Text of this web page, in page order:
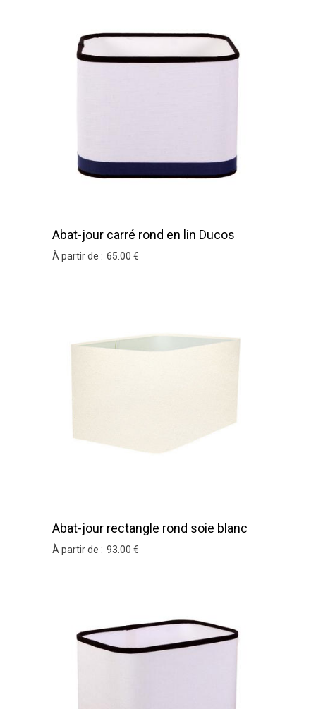
Abat-jour carré rond en lin Ducos
À partir de : 65 .00 €
Abat-jour rectangle rond soie blanc
bordure ton sur ton
À partir de : 93 .00 €